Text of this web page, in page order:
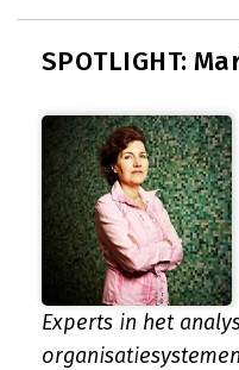
SPOTLIGHT:
Experts in het